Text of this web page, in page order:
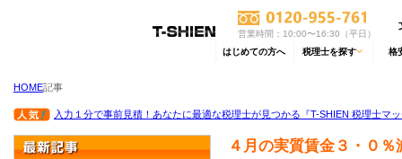
営業時間：10:00〜16:30（平日）
はじめての方へ 税理士を探す 格
HOME記事
入力１分で事前見積！あなたに最適な税理士が見つかる『T-SHIEN 税理士マ
４月の実質賃金３・０